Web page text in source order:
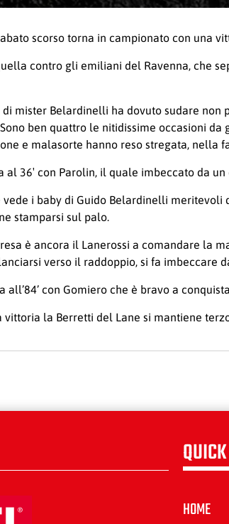
scorso torna in campionato con una
contro gli emiliani del Ravenna, che
mister Belardinelli ha dovuto sudare
ben quattro le nitidissime occasioni
e malasorte hanno reso stregata, nella
al 36′ con Parolin, il quale imbeccato da
i baby di Guido Belardinelli meritevoli
stamparsi sul palo.
è ancora il Lanerossi a comandare la
verso il raddoppio, si fa imbeccare
all’84’ con Gomiero che è bravo a
vittoria la Berretti del Lane si mantiene
HOME